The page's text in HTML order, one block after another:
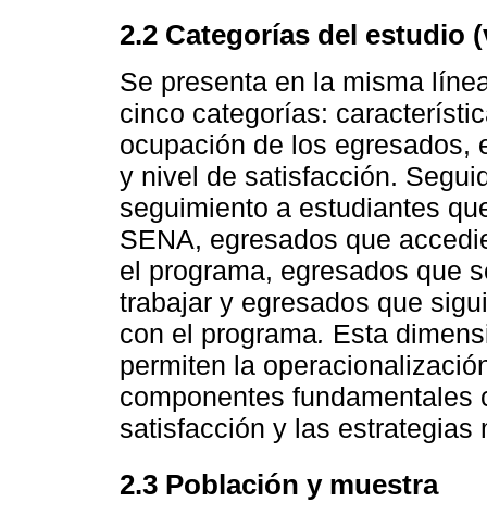
2.2 Categorías del estudio
Se presenta en la misma
cinco categorías:
ocupación de los egresados,
y nivel de satisfacción.
seguimiento a estudiantes
SENA, egresados que
el programa, egresados que
trabajar y egresados que
con el programa. Esta
permiten la
componentes
satisfacción y las estrategias
2.3 Población y muestra